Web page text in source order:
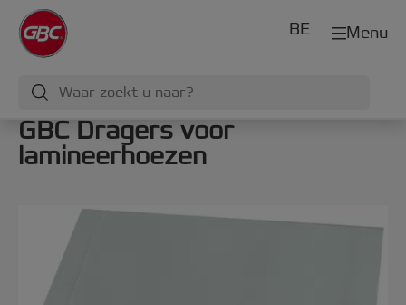
Menu
BE
GBC Dragers voor
lamineerhoezen